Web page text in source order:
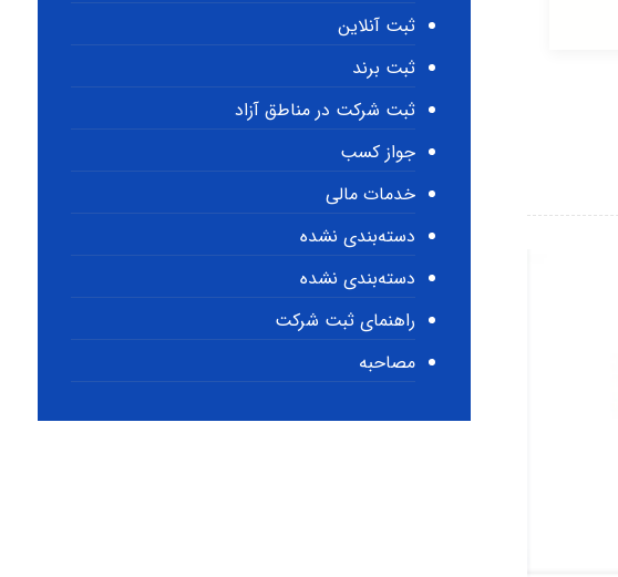
ثبت آنلاین
ثبت برند
ثبت شرکت در مناطق آزاد
جواز کسب
خدمات مالی
دسته‌بندی نشده
دسته‌بندی نشده
راهنمای ثبت شرکت
مصاحبه